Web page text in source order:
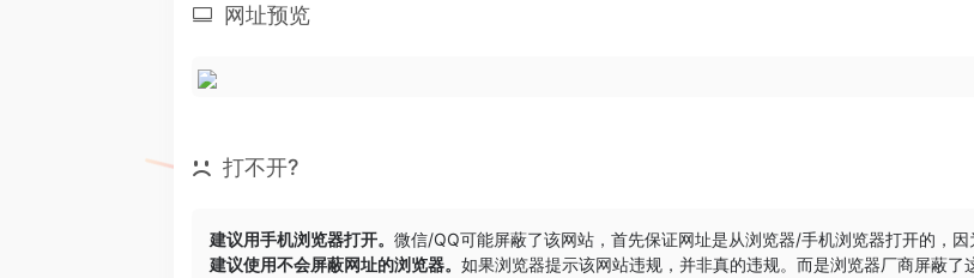
网址预览
打不开?
建议用手机浏览器打开。 微信/QQ可能屏蔽了该网站，首先保证网址是从浏览器/手机浏览器打开的，因
建议使用不会屏蔽网址的浏览器。 如果浏览器提示该网站违规，并非真的违规。而是浏览器厂商屏蔽